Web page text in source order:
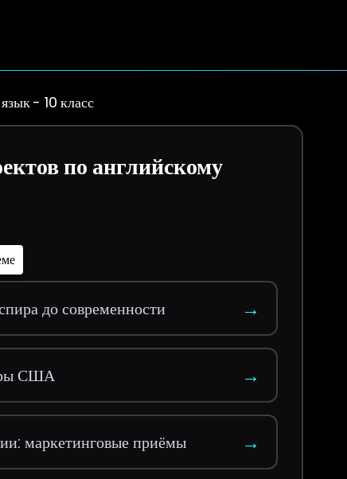
- 10 класс
по английскому
до современности →
США →
маркетинговые приёмы →